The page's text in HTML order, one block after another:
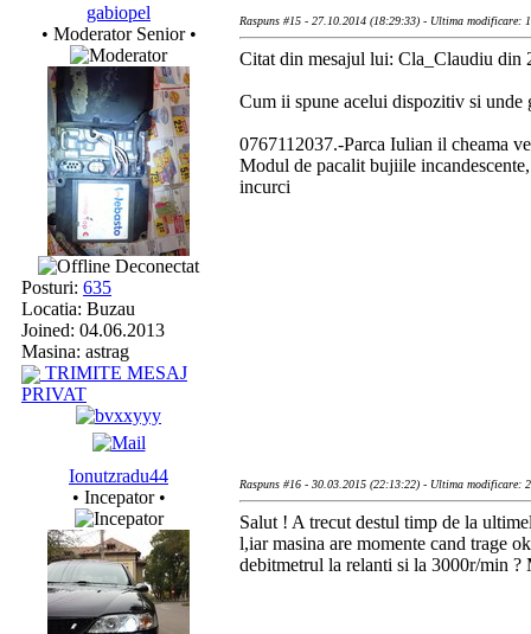
gabiopel
• Moderator Senior •
Deconectat
Posturi: 635
Locatia: Buzau
Joined: 04.06.2013
Masina: astrag
TRIMITE MESAJ
PRIVAT
Raspuns #15 - 27.10.2014 (18:29:33) - Ultima modificare:
Citat din mesajul lui: Cla_Claudiu din
Cum ii spune acelui dispozitiv si unde
0767112037.-Parca Iulian il cheama
Modul de pacalit bujiile
incurci
Ionutzradu44
• Incepator •
Raspuns #16 - 30.03.2015 (22:13:22) - Ultima modificare:
Salut ! A trecut destul timp de la
l,iar masina are momente cand trage
debitmetrul la relanti si la 3000r/min ?